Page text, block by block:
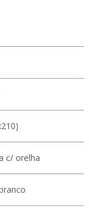
c/ orelha